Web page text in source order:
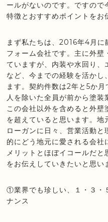
ールがないのです。ですの
特徴とおすすめポイントをお
まず私たちは、2016年4月に
フォーム会社です。主に外壁
ていますが、内装や水回り
など、今までの経験を活かし
ます。契約件数は2年と5か
人を除いた全員が前から塗装
この会社以外を含めると外
を超えていると思います。地
ローガンに日々、営業活動
的にどう地元に愛される会社
メリットとほぼイコールだ
をお伝えしていきたいと思い
①業界でも珍しい、１・３・
ナンス